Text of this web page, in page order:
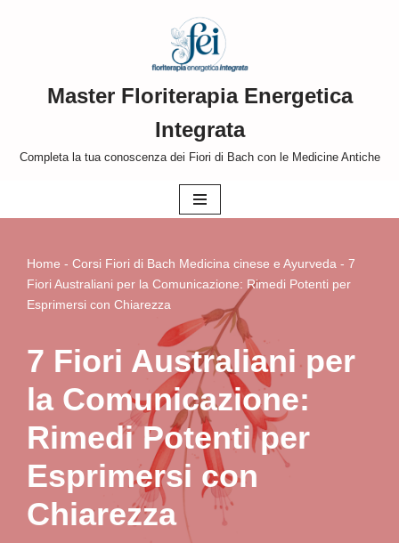
contenutoMaster Floriterapia Energetica
Integrata
Completa la tua conoscenza dei Fiori di Bach con le Medicine Antiche
Home - Corsi Fiori di Bach Medicina cinese e Ayurveda - 7
Fiori Australiani per la Comunicazione: Rimedi Potenti per
Esprimersi con Chiarezza
7 Fiori Australiani per
la Comunicazione:
Rimedi Potenti per
Esprimersi con
Chiarezza